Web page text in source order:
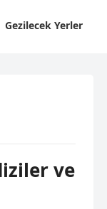
Gezilecek Yerler
ve